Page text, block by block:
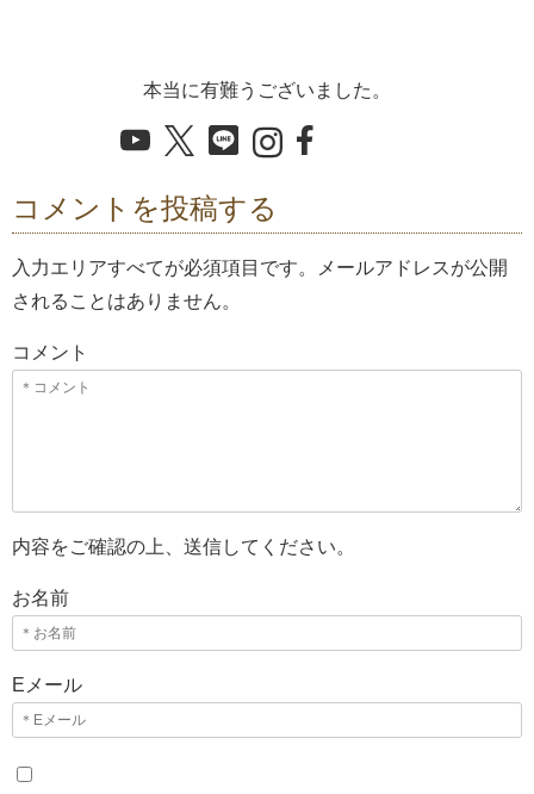
本当に有難うございました。
コメントを投稿する
入力エリアすべてが必須項目です。メールアドレスが公開
されることはありません。
コメント
内容をご確認の上、送信してください。
お名前
Eメール